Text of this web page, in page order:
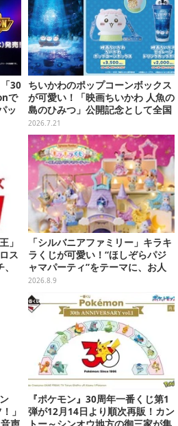
30
で
ッ
ちいかわのポップコーンボックス
が可愛い！「映画ちいかわ 人魚の
島のひみつ」公開記念として全国
劇場で販売決定、セイレーンドリ
ンクカップホルダーも
2026.7.21
」
ス
「シルバニアファミリー」キラキ
ラくじが可愛い！“ほしぞらパジ
ャマパーティ”をテーマに、お人
形や建物がラインナップ
2026.8.9
」
『ポケモン』30周年一番くじ第1
弾が12月14日より順次再販！カン